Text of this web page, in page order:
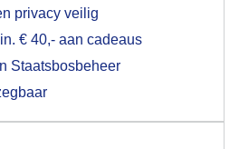
privacy veilig
€ 40,- aan cadeaus
Staatsbosbeheer
akkoord op hebt gegeven,
pop-up uit je browser waarin
toon de popup